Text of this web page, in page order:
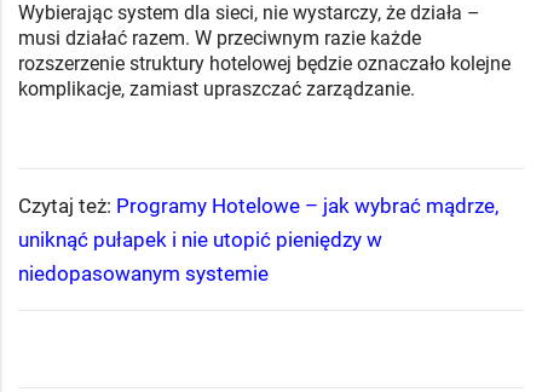
Wybierając system dla sieci, nie wystarczy, że działa –
musi działać razem. W przeciwnym razie każde
rozszerzenie struktury hotelowej będzie oznaczało kolejne
komplikacje, zamiast upraszczać zarządzanie.
Czytaj też: Programy Hotelowe – jak wybrać mądrze,
uniknąć pułapek i nie utopić pieniędzy w
niedopasowanym systemie